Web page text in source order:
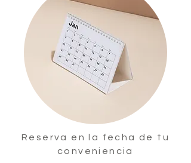
Reserva en la fecha de tu
conveniencia